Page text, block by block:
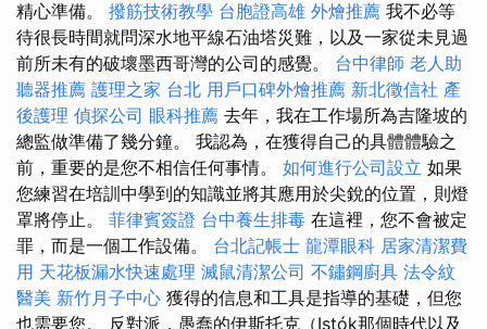
精心準備。 撥筋技術教學 台胞證高雄 外燴推薦 我不必等
待很長時間就問深水地平線石油塔災難，以及一家從未見過
前所未有的破壞墨西哥灣的公司的感覺。 台中律師 老人助
聽器推薦 護理之家 台北 用戶口碑外燴推薦 新北徵信社 產
後護理 偵探公司 眼科推薦 去年，我在工作場所為吉隆坡的
總監做準備了幾分鐘。 我認為，在獲得自己的具體體驗之
前，重要的是您不相信任何事情。 如何進行公司設立 如果
您練習在培訓中學到的知識並將其應用於尖銳的位置，則燈
罩將停止。 菲律賓簽證 台中養生排毒 在這裡，您不會被定
罪，而是一個工作設備。 台北記帳士 龍潭眼科 居家清潔費
用 天花板漏水快速處理 滅鼠清潔公司 不鏽鋼廚具 法令紋
醫美 新竹月子中心 獲得的信息和工具是指導的基礎，但您
也需要您。 反對派，愚蠢的伊斯托克（Istók那個時代以及